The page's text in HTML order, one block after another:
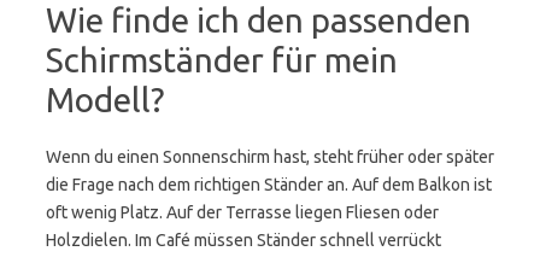
Wie finde ich den passenden
Schirmständer für mein
Modell?
Wenn du einen Sonnenschirm hast, steht früher oder später
die Frage nach dem richtigen Ständer an. Auf dem Balkon ist
oft wenig Platz. Auf der Terrasse liegen Fliesen oder
Holzdielen. Im Café müssen Ständer schnell verrückt